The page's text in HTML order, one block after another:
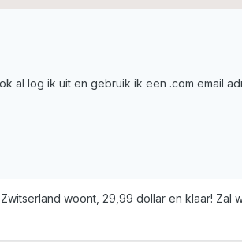
al log ik uit en gebruik ik een .com email
woont, 29,99 dollar en klaar! Zal